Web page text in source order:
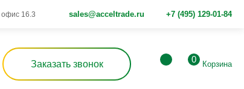
офис 16.3 sales@acceltrade.ru +7 (495) 129-01-84
Заказать звонок 0 Корзина